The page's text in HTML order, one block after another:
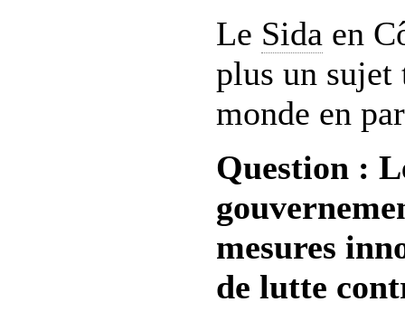
Le Sida en
plus un
monde en
Question :
mesures
de lutte